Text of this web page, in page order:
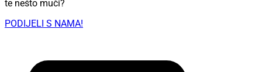
te nešto muči?
PODIJELI S NAMA!